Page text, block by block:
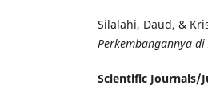
Silalahi, Daud, &
Perkembangannya
Scientific Journals/